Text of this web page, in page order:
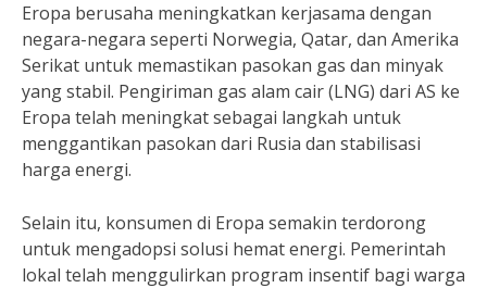
Eropa berusaha meningkatkan kerjasama dengan
negara-negara seperti Norwegia, Qatar, dan Amerika
Serikat untuk memastikan pasokan gas dan minyak
yang stabil. Pengiriman gas alam cair (LNG) dari AS ke
Eropa telah meningkat sebagai langkah untuk
menggantikan pasokan dari Rusia dan stabilisasi
harga energi.
Selain itu, konsumen di Eropa semakin terdorong
untuk mengadopsi solusi hemat energi. Pemerintah
lokal telah menggulirkan program insentif bagi warga